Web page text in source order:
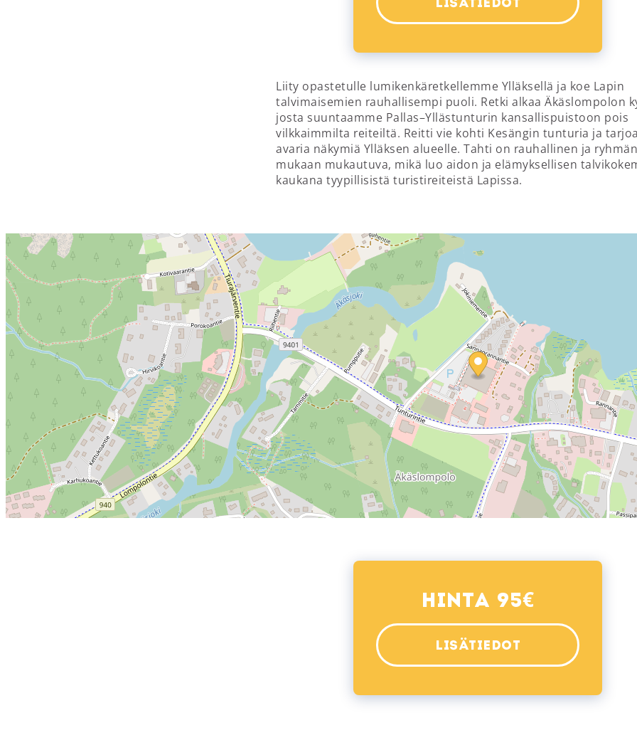
LISÄTIEDOT
Liity opastetulle lumikenkäretkellemme Ylläksellä ja koe Lapin
talvimaisemien rauhallisempi puoli. Retki alkaa Äkäslompolon
josta suuntaamme Pallas–Yllästunturin kansallispuistoon pois
vilkkaimmilta reiteiltä. Reitti vie kohti Kesängin tunturia ja
avaria näkymiä Ylläksen alueelle. Tahti on rauhallinen ja ryhmän
mukaan mukautuva, mikä luo aidon ja elämyksellisen
kaukana tyypillisistä turistireiteistä Lapissa.
Hinta 95€
LISÄTIEDOT